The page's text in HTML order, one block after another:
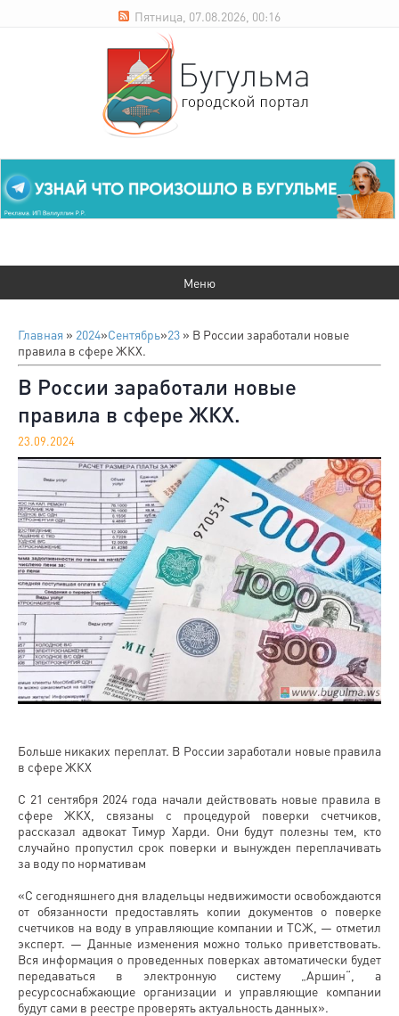
Пятница, 07.08.2026, 00:16
Главная » 2024»Сентябрь»23 » В России заработали новые
правила в сфере ЖКХ.
В России заработали новые
правила в сфере ЖКХ.
23.09.2024
Больше никаких переплат. В России заработали новые правила
в сфере ЖКХ
С 21 сентября 2024 года начали действовать новые правила в
сфере ЖКХ, связаны с процедурой поверки счетчиков,
рассказал адвокат Тимур Харди. Они будут полезны тем, кто
случайно пропустил срок поверки и вынужден переплачивать
за воду по нормативам
«С сегодняшнего дня владельцы недвижимости освобождаются
от обязанности предоставлять копии документов о поверке
счетчиков на воду в управляющие компании и ТСЖ, — отметил
эксперт. — Данные изменения можно только приветствовать.
Вся информация о проведенных поверках автоматически будет
передаваться в электронную систему „Аршин“, а
ресурсоснабжающие организации и управляющие компании
будут сами в реестре проверять актуальность данных».